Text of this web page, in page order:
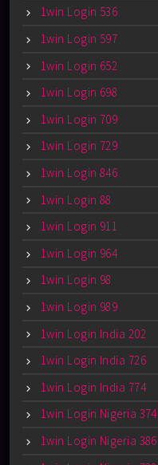
1win Login 536
1win Login 597
1win Login 652
1win Login 698
1win Login 709
1win Login 729
1win Login 846
1win Login 88
1win Login 911
1win Login 964
1win Login 98
1win Login 989
1win Login India 202
1win Login India 726
1win Login India 774
1win Login Nigeria 374
1win Login Nigeria 386